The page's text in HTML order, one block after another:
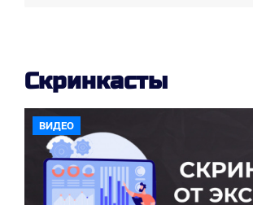
Скринкасты
ВИДЕО